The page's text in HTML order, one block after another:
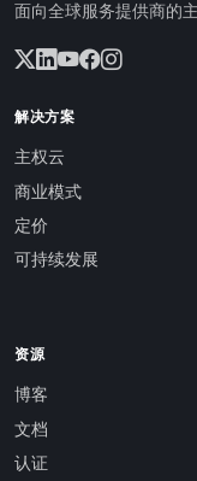
面向全球服务提供商的
解决方案
主权云
商业模式
定价
可持续发展
资源
博客
文档
认证